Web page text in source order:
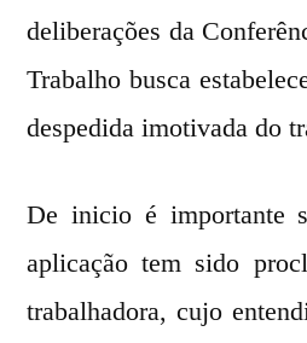
deliberações da
Trabalho busca
despedida imotivada do
De inicio é importante
aplicação tem sido
trabalhadora, cujo